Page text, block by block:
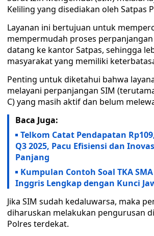
Keliling yang disediakan oleh Satpas
Layanan ini bertujuan untuk
mempermudah proses
datang ke kantor Satpas, sehingga
masyarakat yang memiliki
Penting untuk diketahui bahwa
melayani perpanjangan SIM
C) yang masih aktif dan belum
Baca Juga:
Telkom Catat Pendapatan
Q3 2025, Pacu Efisiensi dan
Panjang
Kumpulan Contoh Soal TKA
Inggris Lengkap dengan Kunci
Jika SIM sudah kedaluwarsa, maka
diharuskan melakukan pengurusan
Polres terdekat.